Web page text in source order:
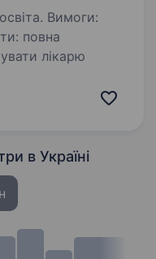
Вимоги:
лікарю
в Україні